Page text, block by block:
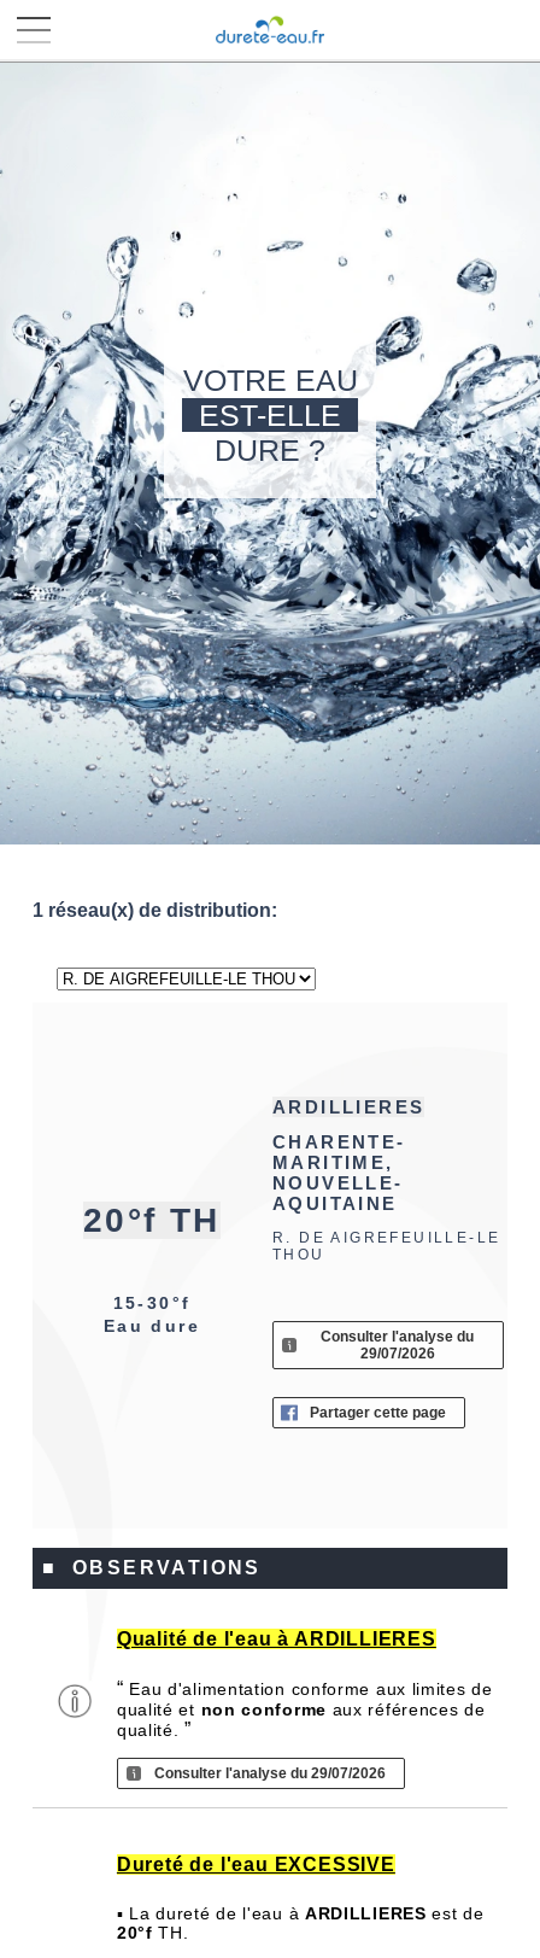
VOTRE EAU
EST-ELLE
DURE ?
1 réseau(x) de distribution:
20°f TH
15-30°f
Eau dure
ARDILLIERES
CHARENTE-
MARITIME,
NOUVELLE-
AQUITAINE
R. DE AIGREFEUILLE-LE
THOU
Consulter l'analyse du
29/07/2026
Partager cette page
■ OBSERVATIONS
Qualité de l'eau à ARDILLIERES
“ Eau d'alimentation conforme aux limites de
qualité et non conforme aux références de
qualité.”
Consulter l'analyse du 29/07/2026
Dureté de l'eau EXCESSIVE
▪ La dureté de l'eau à ARDILLIERES est de
20°f TH.